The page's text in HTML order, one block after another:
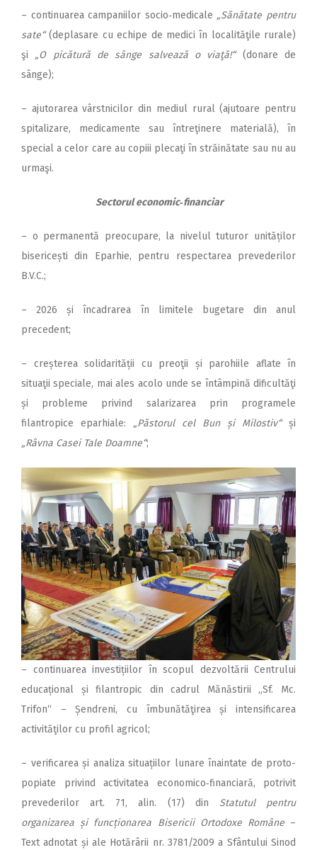
– continuarea campaniilor socio‑medicale „Sănătate pentru
sate“(deplasare cu echipe de medici în localităţile rurale)
şi „O picătură de sânge salvează o viaţă!“(donare de
sânge);
– ajutorarea vârstnicilor din mediul rural (ajutoare pentru
spitalizare, medicamente sau întreţinere materială), în
special a celor care au copiii plecaţi în străinătate sau nu au
urmaşi.
Sectorul economic‑financiar
– o permanentă preocupare, la nivelul tuturor unităților
bisericești din Eparhie, pentru respectarea prevederilor
B.V.C.;
– 2026 și încadrarea în limitele bugetare din anul
precedent;
– creșterea solidarității cu preoţii și parohiile aflate în
situaţii speciale, mai ales acolo unde se întâmpină dificultăţi
și probleme privind salarizarea prin programele
filantropice eparhiale: „Păstorul cel Bun și Milostiv“și
„Râvna Casei Tale Doamne“;
– continuarea investițiilor în scopul dezvoltării Centrului
edu­ca­țional și filantropic din cadrul Mănăstirii „Sf. Mc.
Trifon“ – Șendreni, cu îmbunătăţirea și intensificarea
activităţilor cu profil agricol;
– verificarea și analiza si­tuațiilor lunare înaintate de pro­to­
popiate privind activitatea economico‑financiară, potrivit
prevederilor art. 71, alin. (17) din Statutul pentru
organizarea și funcționarea Bisericii Ortodoxe Române –
Text adnotat și ale Hotărârii nr. 3781/2009 a Sfântului Sinod